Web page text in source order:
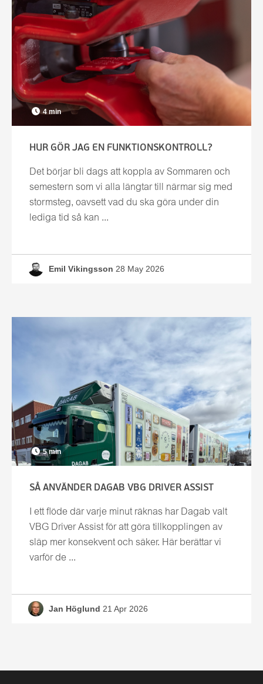
4 min
HUR GÖR JAG EN FUNKTIONSKONTROLL?
Det börjar bli dags att koppla av Sommaren och
semestern som vi alla längtar till närmar sig med
stormsteg, oavsett vad du ska göra under din
lediga tid så kan ...
Emil Vikingsson 28 May 2026
5 min
SÅ ANVÄNDER DAGAB VBG DRIVER ASSIST
I ett flöde där varje minut räknas har Dagab valt
VBG Driver Assist för att göra tillkopplingen av
släp mer konsekvent och säker. Här berättar vi
varför de ...
Jan Höglund 21 Apr 2026